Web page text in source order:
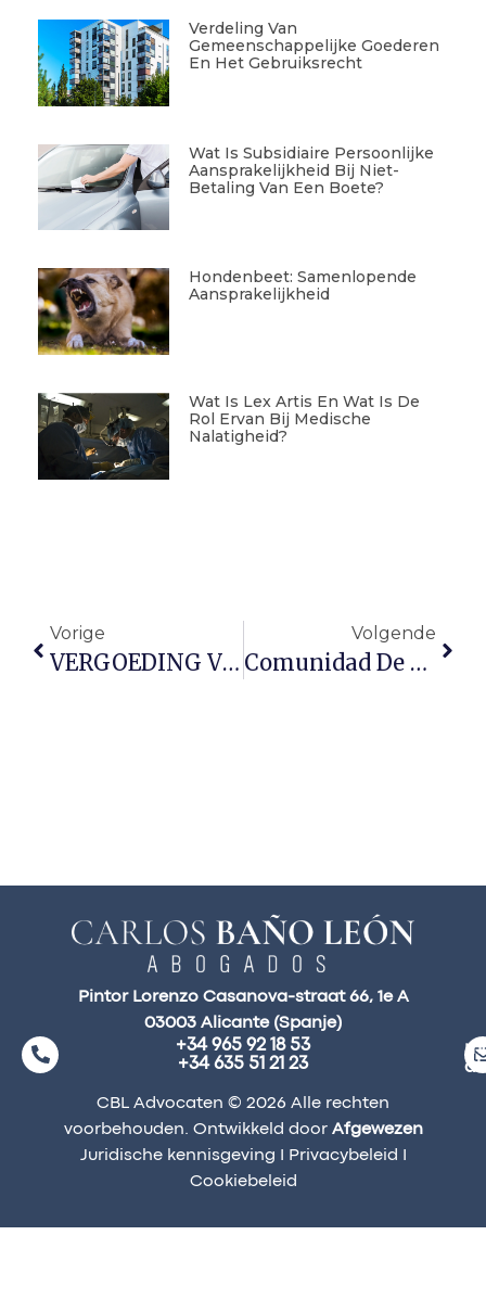
Verdeling Van
Gemeenschappelijke Goederen
En Het Gebruiksrecht
Wat Is Subsidiaire Persoonlijke
Aansprakelijkheid Bij Niet-
Betaling Van Een Boete?
Hondenbeet: Samenlopende
Aansprakelijkheid
Wat Is Lex Artis En Wat Is De
Rol Ervan Bij Medische
Nalatigheid?
Vorige
VERGOEDING VOOR GEVANGENISVERBLIJF
Volgende
Comunidad De Propietarios De La Ley De Propiedad Horizontal
Pintor Lorenzo Casanova-straat 66, 1e A
03003 Alicante (Spanje)
+34 965 92 18 53
+34 635 51 21 23
CBL Advocaten © 2026 Alle rechten
voorbehouden. Ontwikkeld door Afgewezen
Juridische kennisgeving
Privacybeleid
Cookiebeleid